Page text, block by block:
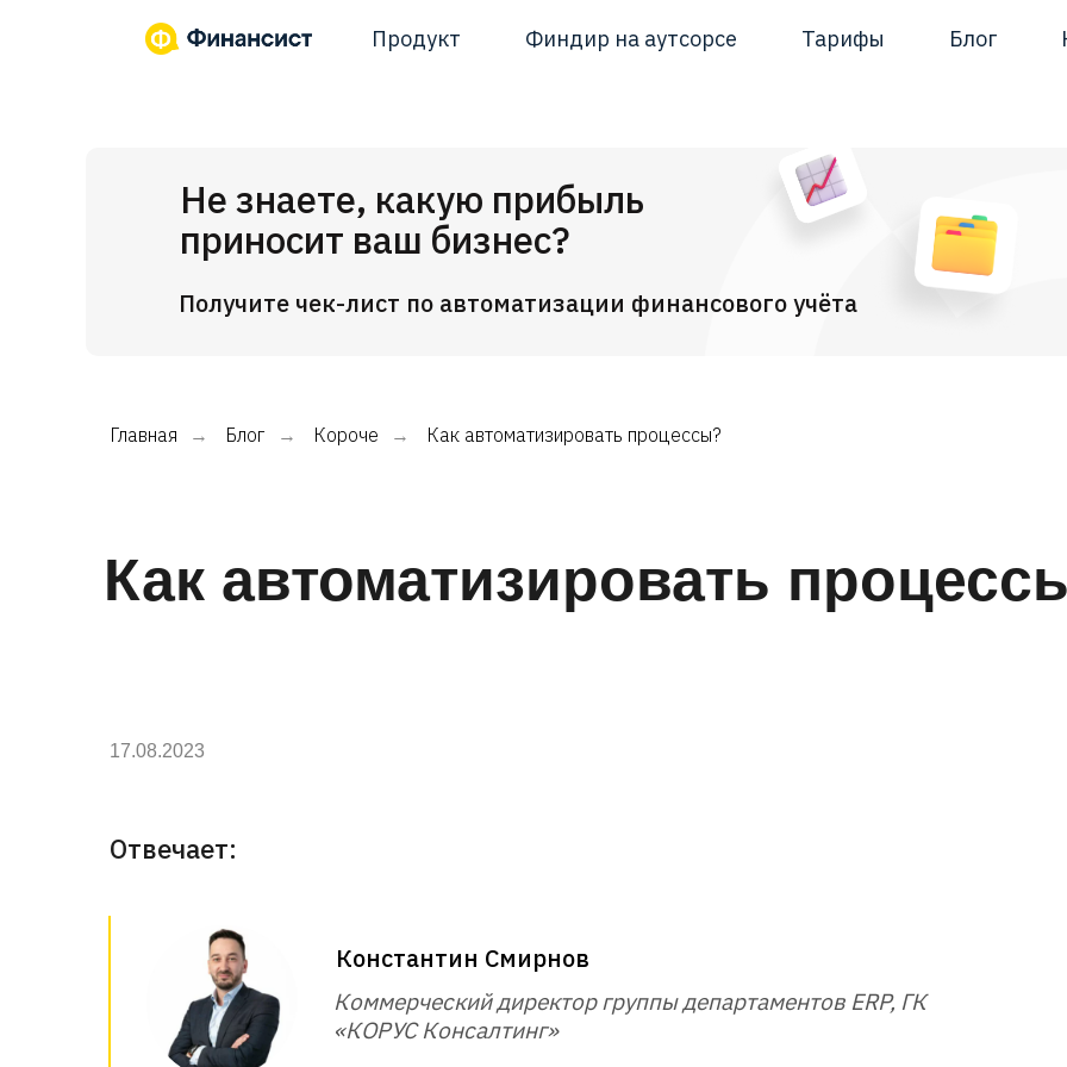
Продукт Финдир на аутсорсе Тарифы Блог
Не знаете, какую прибыль
приносит ваш бизнес?
Получите чек-лист по автоматизации финансового учёта
Главная → Блог → Короче → Как автоматизировать процессы?
Как автоматизировать
17.08.2023
Константин Смирнов
Коммерческий директор группы департаментов ERP, ГК
«КОРУС Консалтинг»
Отвечает: